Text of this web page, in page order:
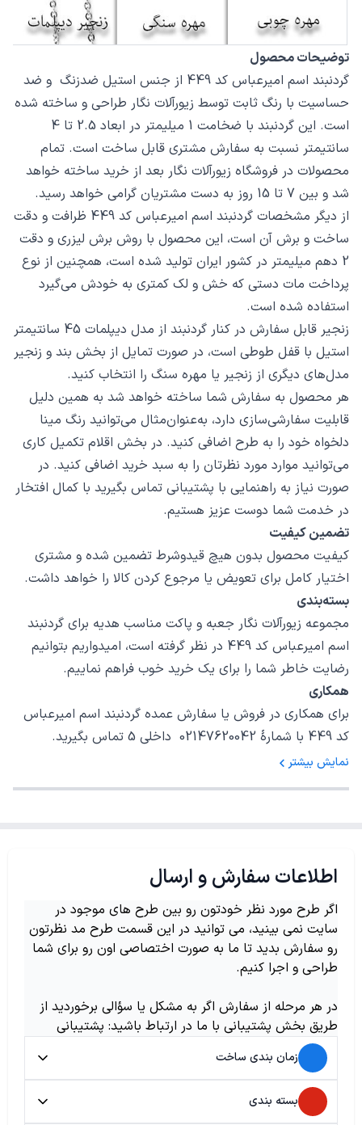
توضیحات محصول
گردنبند اسم امیرعباس کد 449 از جنس استیل ضدزنگ و ضد
حساسیت با رنگ ثابت توسط زیورآلات نگار طراحی و ساخته شده
است. این گردنبند با ضخامت 1 میلیمتر در ابعاد 2.5 تا 4
سانتیمتر نسبت به سفارش مشتری قابل ساخت است. تمام
محصولات در فروشگاه زیورآلات نگار بعد از خرید ساخته خواهد
شد و بین 7 تا 15 روز به دست مشتریان گرامی خواهد رسید.
از دیگر مشخصات گردنبند اسم امیرعباس کد 449 ظرافت و دقت
ساخت و برش آن است، این محصول با روش برش لیزری و دقت
2 دهم میلیمتر در کشور ایران تولید شده است، همچنین از نوع
پرداخت مات دستی که خش و لک کمتری به خودش می‌گیرد
استفاده شده است.
زنجیر قابل سفارش در کنار گردنبند از مدل دیپلمات 45 سانتیمتر
استیل با قفل طوطی است، در صورت تمایل از بخش بند و زنجیر
مدل‌های دیگری از زنجیر یا مهره سنگ را انتخاب کنید.
هر محصول به سفارش شما ساخته خواهد شد به همین دلیل
قابلیت سفارشی‌سازی دارد، به‌عنوان‌مثال می‌توانید رنگ مینا
دلخواه خود را به طرح اضافی کنید. در بخش اقلام تکمیل کاری
می‌توانید موارد مورد نظرتان را به سبد خرید اضافی کنید. در
صورت نیاز به راهنمایی با پشتیبانی تماس بگیرید با کمال افتخار
در خدمت شما دوست عزیز هستیم.
تضمین کیفیت
کیفیت محصول بدون هیچ قیدوشرط تضمین شده و مشتری
اختیار کامل برای تعویض یا مرجوع کردن کالا را خواهد داشت.
بسته‌بندی
مجموعه زیورآلات نگار جعبه و پاکت مناسب هدیه برای گردنبند
اسم امیرعباس کد 449 در نظر گرفته است، امیدواریم بتوانیم
رضایت خاطر شما را برای یک خرید خوب فراهم نماییم.
همکاری
برای همکاری در فروش یا سفارش عمده گردنبند اسم امیرعباس
کد 449 با شمارهٔ 02147620042 داخلی 5 تماس بگیرید.
نمایش بیشتر
اطلاعات سفارش و ارسال
اگر طرح مورد نظر خودتون رو بین طرح های موجود در
سایت نمی بینید، می توانید در این قسمت طرح مد نظرتون
رو سفارش بدید تا ما به صورت اختصاصی اون رو برای شما
طراحی و اجرا کنیم.
در هر مرحله از سفارش اگر به مشکل یا سؤالی برخوردید از
طریق بخش پشتیبانی با ما در ارتباط باشید: پشتیبانی
زمان بندی ساخت
بسته بندی